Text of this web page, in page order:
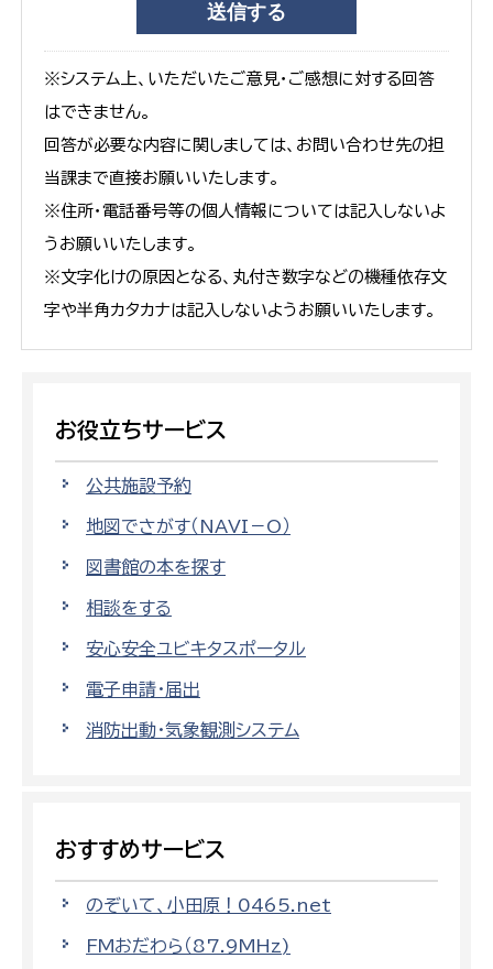
※システム上、いただいたご意見・ご感想に対する回答
はできません。
回答が必要な内容に関しましては、お問い合わせ先の担
当課まで直接お願いいたします。
※住所・電話番号等の個人情報については記入しないよ
うお願いいたします。
※文字化けの原因となる、丸付き数字などの機種依存文
字や半角カタカナは記入しないようお願いいたします。
お役立ちサービス
公共施設予約
地図でさがす（NAVI－O）
図書館の本を探す
相談をする
安心安全ユビキタスポータル
電子申請・届出
消防出動・気象観測システム
おすすめサービス
のぞいて、小田原！0465.net
FMおだわら（87.9MHz)